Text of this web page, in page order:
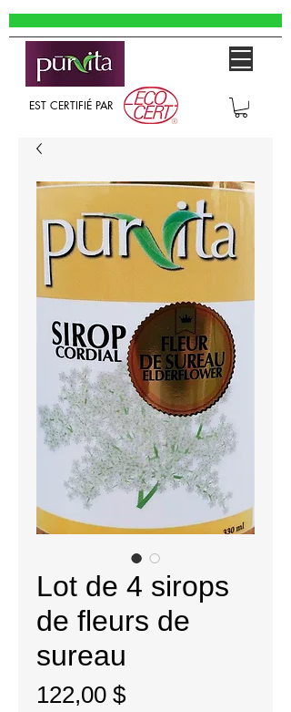
EST CERTIFIÉ PAR
Lot de 4 sirops
de fleurs de
sureau
122,00 $Prix